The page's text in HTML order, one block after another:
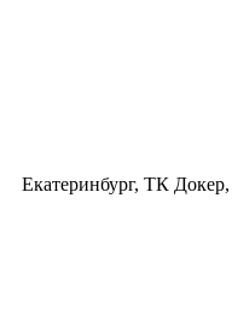
Екатеринбург, ТК Докер,